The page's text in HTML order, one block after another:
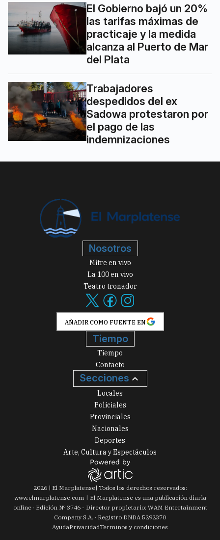
El Gobierno bajó un 20%
las tarifas máximas de
practicaje y la medida
alcanza al Puerto de Mar
del Plata
Trabajadores
despedidos del ex
Sadowa protestaron por
el pago de las
indemnizaciones
Nosotros
Mitre en vivo
La 100 en vivo
Teatro tronador
AÑADIR COMO FUENTE EN
Tiempo
Tiempo
Contacto
Secciones
Locales
Policiales
Provinciales
Nacionales
Deportes
Arte, Cultura y Espectáculos
2026| El Marplatense| Todos los derechos reservados:
www.elmarplatense.com
El Marplatense es una publicación diaria
online · Edición Nº 3746- Director propietario: WAM Entertainment
Company S.A. · Registro DNDA 5292370
AyudaPrivacidadTerminos y condiciones